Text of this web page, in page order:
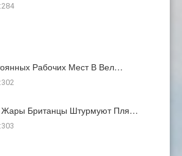
Рабочих Мест В Вел…
Британцы Штурмуют Пля…